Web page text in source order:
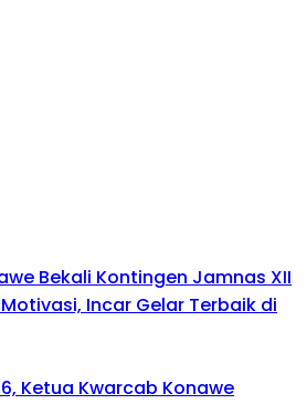
Bekali Kontingen Jamnas XII
Incar Gelar Terbaik di
Ketua Kwarcab Konawe